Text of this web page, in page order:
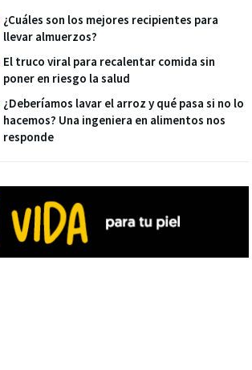
¿Cuáles son los mejores recipientes para
llevar almuerzos?
El truco viral para recalentar comida sin
poner en riesgo la salud
¿Deberíamos lavar el arroz y qué pasa si no lo
hacemos? Una ingeniera en alimentos nos
responde